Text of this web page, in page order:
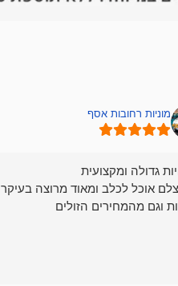
מוניות רחובות אסף
גדולה ומקצועית
אוכל לכלב ומאוד מרוצה בעיקר
וגם מהמחירים הזולים